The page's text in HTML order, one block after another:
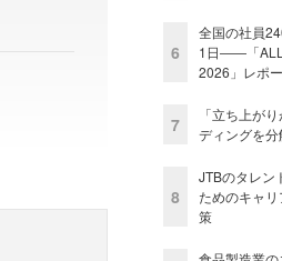
6
全国の社員
1日――「ALL
2026」レポ
7
「立ち上が
ディングを
8
JTBのタレ
ためのキャ
策